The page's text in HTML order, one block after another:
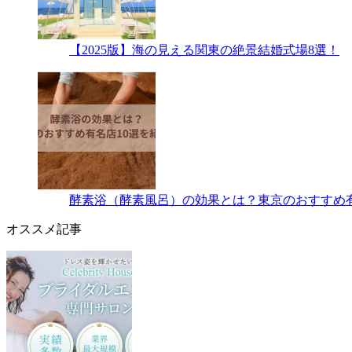
【2025版】海の見える関東の絶景結婚式場8選！
酵素浴（酵素風呂）の効果とは？東京のおすすめ
オススメ記事